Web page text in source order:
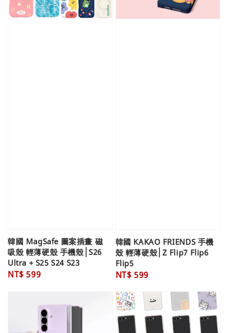
韓國 MagSafe 圖案插畫 磁
吸殼 輕薄硬殼 手機殼│S26
Ultra + S25 S24 S23
Regular
NT$ 599
韓國 KAKAO FRIENDS 手機
殼 輕薄硬殼│Z Flip7 Flip6
Flip5
Regular
NT$ 599